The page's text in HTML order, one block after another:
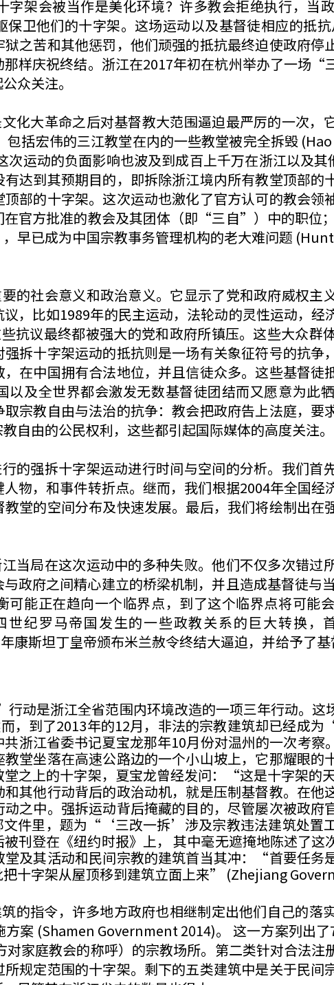
字架会被当作是美化环境？许多教会拒绝执行，当
卫他们的十字架。这场运动以及基督徒相应的抵
之苦和其他惩罚，他们顽强的抵抗最终迫使政府停
样庆祝终结。浙江在2017年初在杭州举办了一场
众关注。
大革命之后对基督教大范围逼迫最严厉的一次，
括宏伟的三江教堂在内的一些教堂被完全拆毁
运动的负面影响也波及到成百上千万在浙江以及其
达到其预期目的，即拆除浙江境内所有教堂顶部的
部的十字架。这次运动也激化了官方认可的教会领
官方批准的教会及其团体（即“三自”）中的职位
已成为中国宗教事务管理机构的老大难问题
社会意义和政治意义。它显示了党和政府威权主
，比如1989年的民主运动，法轮动的灵性运动，
抗议最终都被强大的党和政府所镇压。这些大众群
拆十字架运动的抵抗则是一场有关象征符号的抗争
在中国拥有合法地位，并且信徒众多。这些基督徒
以及全世界都会激发无数基督徒团结而又愿意为此
宗教自由与法治的抗争：教会把政府告上法庭，要
自由的公民权利，这些都引起国际媒体的高度关注。
强拆十字架运动进行时间与空间的分析。我们首
物，和事件转折点。继而，我们根据2004年全国
堂的空间分布及快速发展。最后，我们将绘制出在
局在这次运动中的多种失败。他们不仅多次错过
政府之间精心建立的桥梁机制，并且造成基督徒与
可能正在趋向一个临界点，到了这个临界点将可能
世纪罗马帝国发生的一些政教关系的巨大转换
斯坦丁皇帝颁布米兰赦令终结大逼迫，并给予了基
是浙江全省范围内环境改造的一项三年行动。这
，到了2013年的12月，非法的宗教建筑却已经成
浙江省委书记夏宝龙那年10月份对温州的一次考察
堂坐落在高速公路边的一个小山坡上，它那耀眼的
之上的十字架，夏宝龙曾经发问：“这是十字架的
其他行动背后的政治动机，就是压制基督教。在他
之中。强拆运动背后掩藏的目的，尽管屡次被政府
文件里，题为“‘三改一拆’涉及宗教违法建筑处置
刊登在《纽约时报》上， 其中毫无遮掩地陈述了
其活动和民间宗教的建筑首当其冲：“首要任务
十字架从屋顶移到建筑立面上来” (Zhejiang
指令，许多地方政府也相继制定出他们自己的落
案 (Shamen Government 2014)。 这一方案列出
家庭教会的称呼）的宗教场所。第二类针对合法注
规定范围的十字架。剩下的五类建筑中是关于民